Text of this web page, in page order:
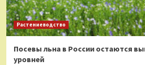
Растениеводство
Посевы льна в России остаются
уровней